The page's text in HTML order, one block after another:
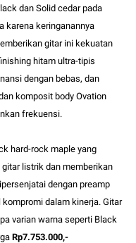
dan Solid cedar pada
karena keringanannya
gitar ini kekuatan
hitam ultra-tipis
dengan bebas, dan
komposit body Ovation
frekuensi.
hard-rock maple yang
listrik dan memberikan
dengan preamp
kompromi dalam kinerja. Gitar
varian warna seperti Black
Rp7.753.000,-